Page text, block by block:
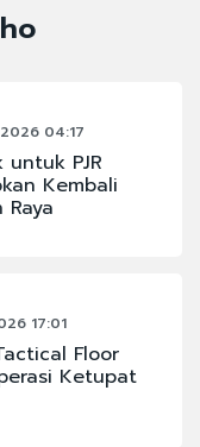
04:17
PJR
Kembali
17:01
Floor
Ketupat